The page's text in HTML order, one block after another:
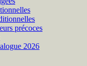
précoces
2026